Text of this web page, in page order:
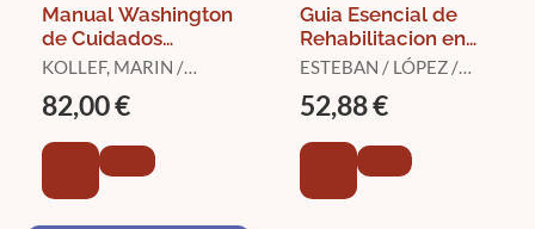
Manual Washington
de Cuidados
Intensivos
KOLLEF, MARIN /
VLADIMIR N. / KRAFT,
82,00 €
Guia Esencial de
Rehabilitacion en
Paciente Crítico
ESTEBAN / LÓPEZ /
52,88 €